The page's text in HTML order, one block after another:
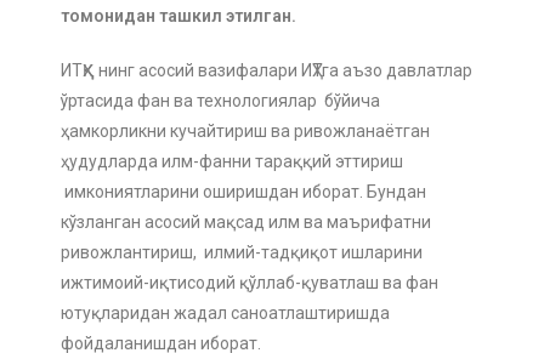
томонидан ташкил этилган.
ИТҲҚ нинг асосий вазифалари ИҲТга аъзо давлатлар
ўртасида фан ва технологиялар бўйича
ҳамкорликни кучайтириш ва ривожланаётган
ҳудудларда илм-фанни тараққий эттириш
имкониятларини оширишдан иборат. Бундан
кўзланган асосий мақсад илм ва маърифатни
ривожлантириш, илмий-тадқиқот ишларини
ижтимоий-иқтисодий қўллаб-қуватлаш ва фан
ютуқларидан жадал саноатлаштиришда
фойдаланишдан иборат.